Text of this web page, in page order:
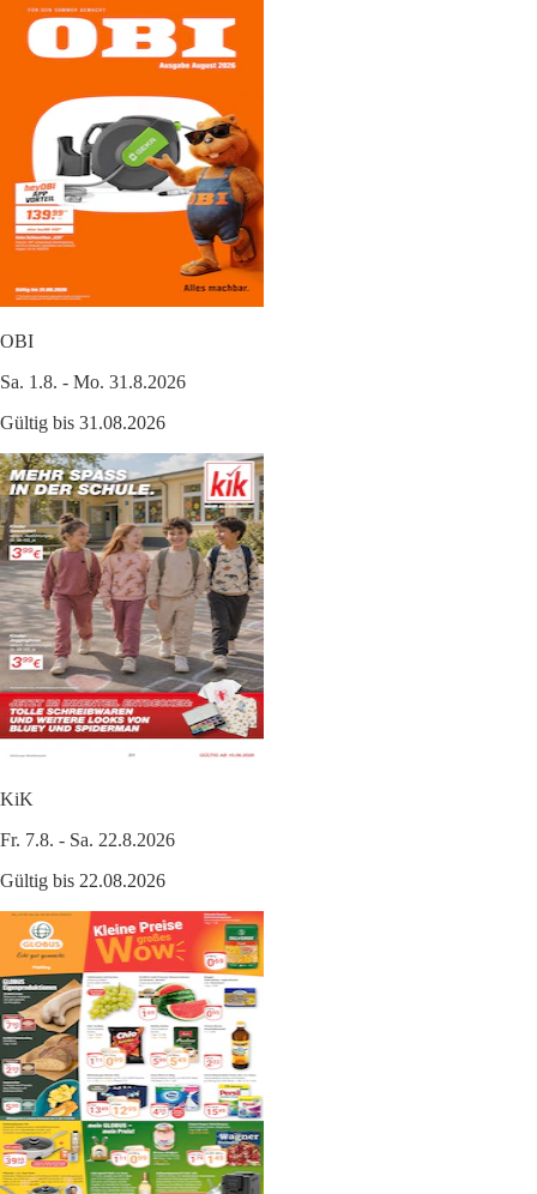
OBI
Sa. 1.8. - Mo. 31.8.2026
Gültig bis 31.08.2026
KiK
Fr. 7.8. - Sa. 22.8.2026
Gültig bis 22.08.2026